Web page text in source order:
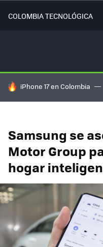
COLOMBIA TECNOLÓGICA
HOY SE HABLA DE
iPhone 17 en Colombia
Samsung se
Motor Group
hogar